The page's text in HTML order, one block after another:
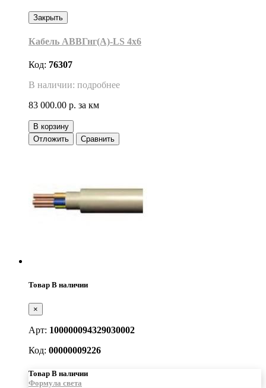
Закрыть
Кабель АВВГнг(А)-LS 4х6
Код: 76307
В наличии: подробнее
83 000.00 р. за км
В корзину
Отложить
Сравнить
Товар В наличии
×
Арт: 100000094329030002
Код: 00000009226
Товар В наличии
Формула света